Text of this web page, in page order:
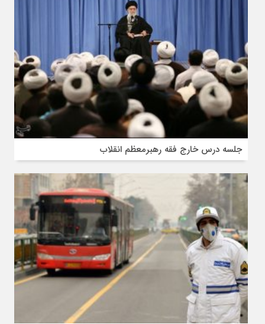
جلسه درس خارج فقه رهبرمعظم انقلاب